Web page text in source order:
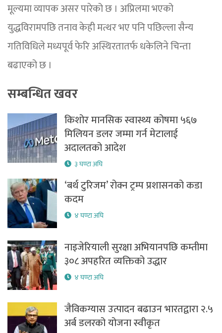
मूल्यमा व्यापक असर पारेको छ । अप्रिलमा भएको
युद्धविरामपछि तनाव केही मत्थर भए पनि पछिल्ला सैन्य
गतिविधिले मध्यपूर्व फेरि अस्थिरतातर्फ धकेलिने चिन्ता
बढाएको छ ।
सम्बन्धित खवर
किशोर मानसिक स्वास्थ्य कोषमा ५६७
मिलियन डलर जम्मा गर्न मेटालाई
अदालतको आदेश
३ घण्टा अघि
‘बर्थ टुरिजम’ रोक्न ट्रम्प प्रशासनको कडा
कदम
४ घण्टा अघि
नाइजेरियाली सुरक्षा अभियानपछि कम्तीमा
३०८ अपहरित व्यक्तिको उद्धार
४ घण्टा अघि
जैविकग्यास उत्पादन बढाउन भारतद्वारा २.५
अर्ब डलरको योजना स्वीकृत